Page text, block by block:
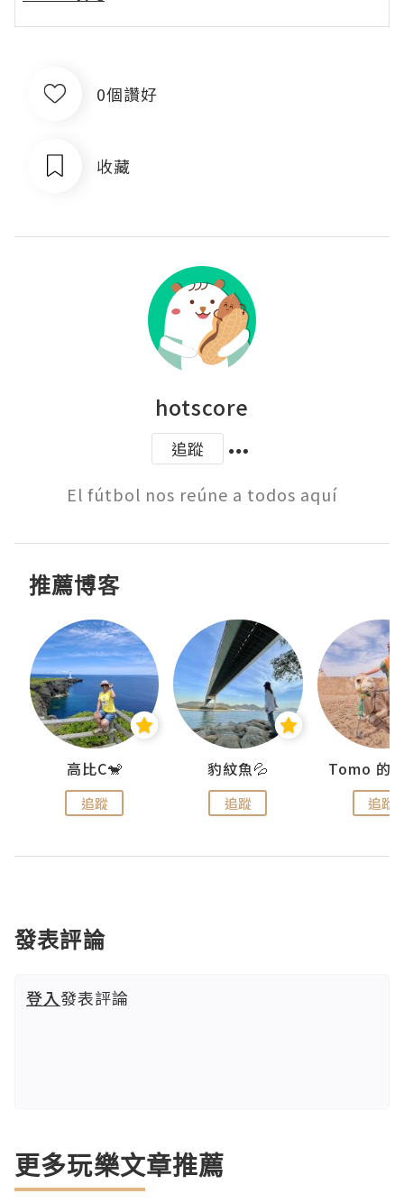
0個讚好
收藏
hotscore
追蹤
El fútbol nos reúne a todos aquí
推薦博客
高比C🐒
追蹤
豹紋魚💦
追蹤 追蹤
發表評論
登入發表評論
更多玩樂文章推薦